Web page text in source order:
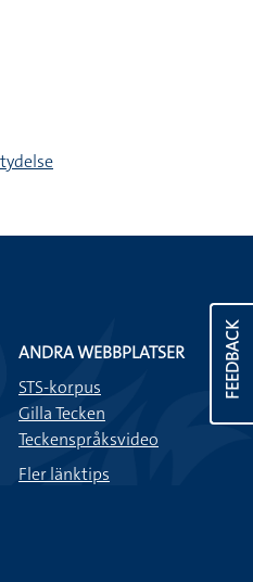
FEEDBACK
ANDRA WEBBPLATSER
STS-korpus
Gilla Tecken
Teckenspråksvideo
Fler länktips